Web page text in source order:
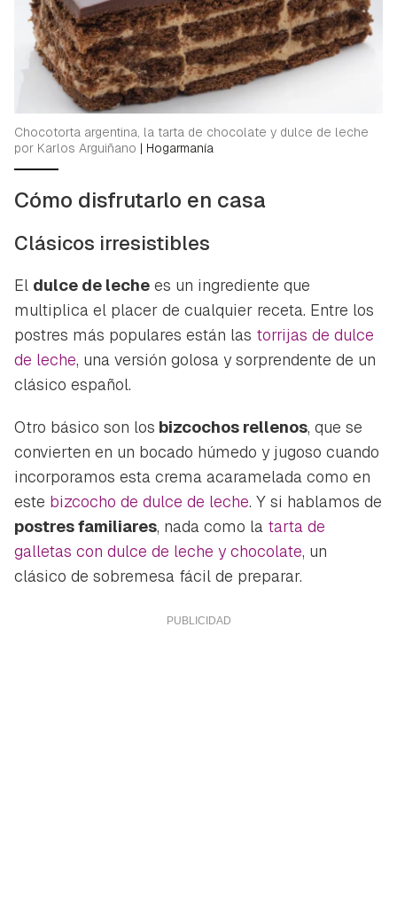
Para poder guardar como favorito, primero has de
iniciar sesión con tu cuenta de Hogarmanía.
INICIAR SESIÓN
Chocotorta argentina, la tarta de chocolate y dulce de leche
por Karlos Arguiñano | Hogarmanía
Cómo disfrutarlo en casa
Clásicos irresistibles
El dulce de leche es un ingrediente que
multiplica el placer de cualquier receta. Entre los
postres más populares están las torrijas de dulce
de leche, una versión golosa y sorprendente de un
clásico español.
Otro básico son los bizcochos rellenos, que se
convierten en un bocado húmedo y jugoso cuando
incorporamos esta crema acaramelada como en
este bizcocho de dulce de leche. Y si hablamos de
postres familiares, nada como la tarta de
galletas con dulce de leche y chocolate, un
clásico de sobremesa fácil de preparar.
Contenido enviado
Gracias por suscribirte a nuestro boletín.
ACEPTAR